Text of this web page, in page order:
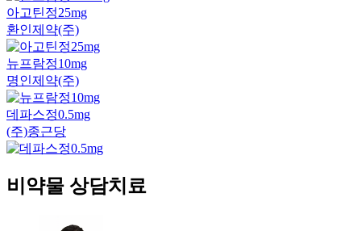
아고틴정25mg
환인제약(주)
뉴프람정10mg
명인제약(주)
데파스정0.5mg
(주)종근당
비약물 상담치료